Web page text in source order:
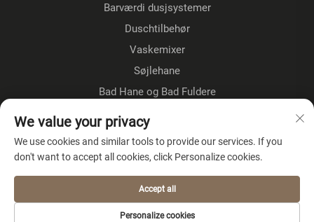
Barværdi dusjsystemer
Duschtilbehør
Vaskemixer
Søjlehane
Bad Hane og Bad Fuldere
Gulvestående kraner
Køkkenkraner
OM VIRKSOMHEDEN
Privatlivspolitik
We value your privacy
We use cookies and similar tools to provide our services. If you
don't want to accept all cookies, click Personalize cookies.
Personalize cookies
Accept all